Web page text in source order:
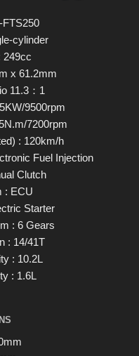
FTS250
cylinder
249cc
x 61.2mm
11.3：1
9500rpm
7200rpm
: 120km/h
Fuel Injection
Clutch
: ECU
Starter
: 6 Gears
: 14/41T
: 10.2L
: 1.6L